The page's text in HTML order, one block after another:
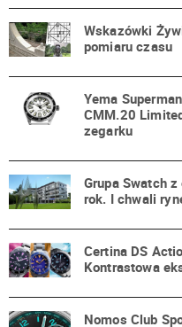
Wskazówki
pomiaru czasu
Yema
CMM.20
zegarku
Grupa Swatch
rok. I chwali
Certina DS
Kontrastowa
Nomos Club